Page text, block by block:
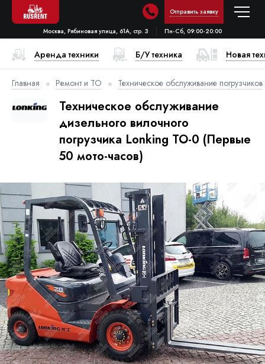
Отправить заявку
Москва, Рябиновая улица, 61А, стр. 3 Пн-Сб, 09:00-20:00
Аренда техники Б/У техника Новая
Главная Ремонт и ТО Техническое обслуживание погрузчиков
Техническое обслуживание
дизельного вилочного
погрузчика Lonking ТО-0 (Первые
50 мото-часов)